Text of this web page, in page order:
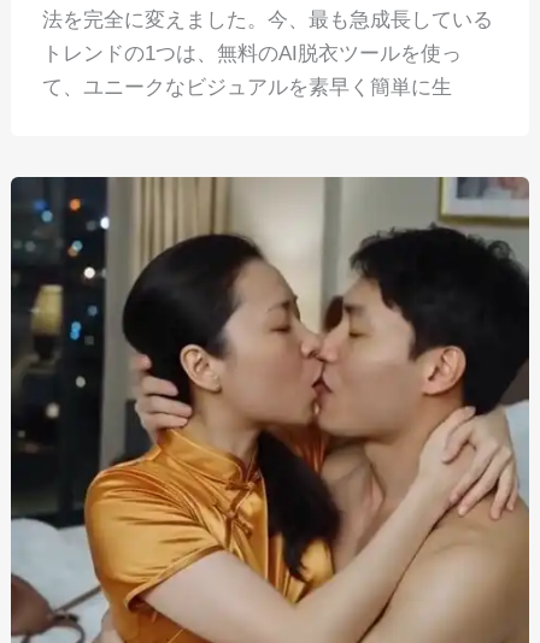
法を完全に変えました。今、最も急成長している
トレンドの1つは、無料のAI脱衣ツールを使っ
て、ユニークなビジュアルを素早く簡単に生